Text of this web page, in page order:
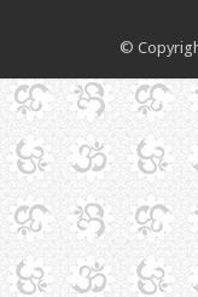
©